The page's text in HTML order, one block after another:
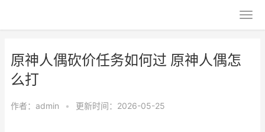
原神人偶砍价任务如何过 原神人偶怎
么打
作者： admin • 更新时间：2026-05-25